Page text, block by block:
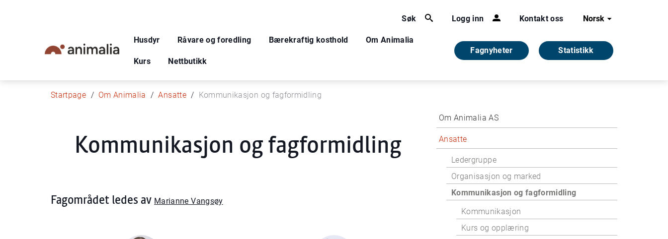
Søk Logg inn Kontakt oss Norsk
Husdyr Råvare og foredling Bærekraftig kosthold Om Animalia
Kurs Nettbutikk
Fagnyheter Statistikk
Startpage Om Animalia Ansatte Kommunikasjon og fagformidling
Kommunikasjon og fagformidling
Fagområdet ledes av Marianne Vangsøy
Om Animalia AS
Ansatte
Ledergruppe
Organisasjon og marked
Kommunikasjon og fagformidling
Kommunikasjon
Kurs og opplæring